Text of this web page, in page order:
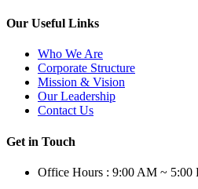
Our Useful Links
Who We Are
Corporate Structure
Mission & Vision
Our Leadership
Contact Us
Get in Touch
Office Hours : 9:00 AM ~ 5:00